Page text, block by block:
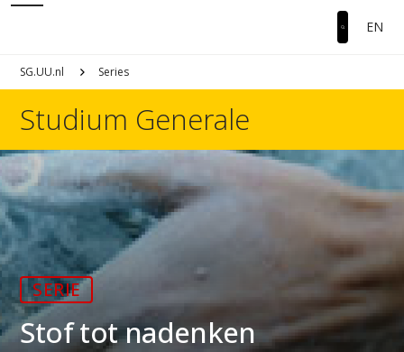
EN
SG.UU.nl Series
Studium Generale
SERIE
Stof tot nadenken